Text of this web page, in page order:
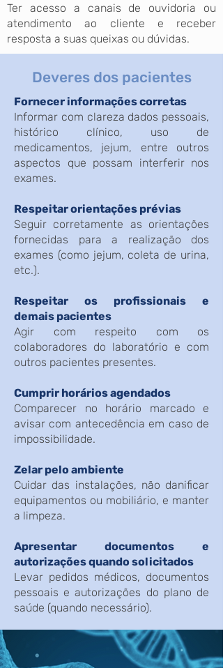
Ter acesso a canais de ouvidoria ou
atendimento ao cliente e receber
resposta a suas queixas ou dúvidas.
Deveres dos pacientes
Fornecer informações corretas
Informar com clareza dados pessoais,
histórico clínico, uso de
medicamentos, jejum, entre outros
aspectos que possam interferir nos
exames.
Respeitar orientações prévias
Seguir corretamente as orientações
fornecidas para a realização dos
exames (como jejum, coleta de urina,
etc.).
Respeitar os profissionais e
demais pacientes
Agir com respeito com os
colaboradores do laboratório e com
outros pacientes presentes.
Cumprir horários agendados
Comparecer no horário marcado e
avisar com antecedência em caso de
impossibilidade.
Zelar pelo ambiente
Cuidar das instalações, não danificar
equipamentos ou mobiliário, e manter
a limpeza.
Apresentar documentos e
autorizações quando solicitados
Levar pedidos médicos, documentos
pessoais e autorizações do plano de
saúde (quando necessário).